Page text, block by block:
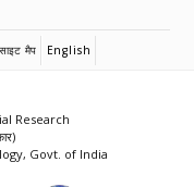
साइट मैप English
Research
Govt. of India